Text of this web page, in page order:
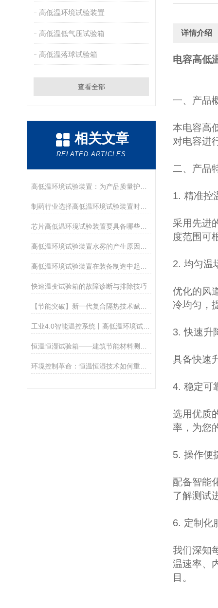
高低温环境试验装置
高低温低气压试验箱
高低温落球试验箱
查看全部
相关文章
RELATED ARTICLES
制药行业选择高低温环境试验装置时需要考虑哪些因素？
芯片高低温环境试验装置要具备哪些功能？
快速温变试验箱的故障诊断与排除技巧
【节能突破】新一代复合隔热技术赋能全自动高低温环境试验装置
环境控制革命：恒温恒湿技术如何重塑包装产业新标准
详情介绍
电容高低
一、产品
本电容高
对电容进
二、产品
1. 精准控
采用先进
度范围可
2. 均匀温
优化的风
冷均匀，
3. 快速升
具备快速
4. 稳定可
选用优质
率，为您
5. 操作便
配备智能
了解测试
6. 定制化
我们深知
温速率、
目。